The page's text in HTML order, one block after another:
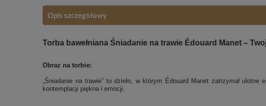
Opis szczegółowy
Torba bawełniana Śniadanie na trawie Édouard Manet –
Obraz na torbie:
„Śniadanie na trawie” to dzieło, w którym Édouard Manet zatrzymał
kontemplacji piękna i emocji.